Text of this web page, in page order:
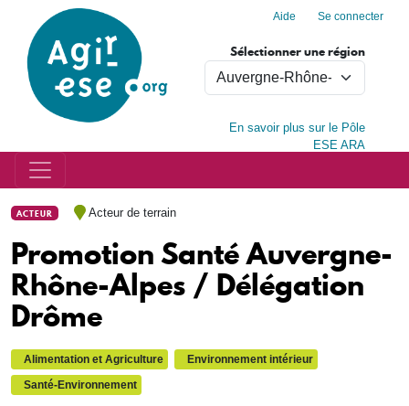
Aller au contenu principal
Aide Se connecter
Sélectionner une région
En savoir plus sur le Pôle
ESE ARA
ACTEUR Acteur de terrain
Promotion Santé Auvergne-
Rhône-Alpes / Délégation
Drôme
Alimentation et Agriculture Environnement intérieur
Santé-Environnement